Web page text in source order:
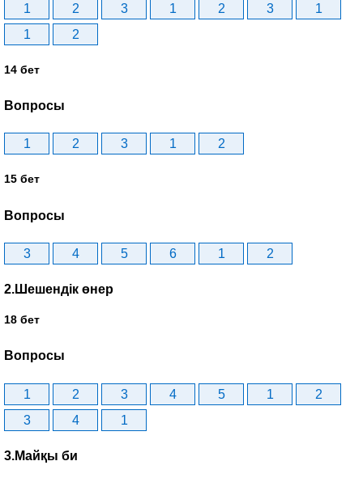
1 2 3 1 2 3
1
1
2
14 бет
Вопросы
1 2 3 1 2
15 бет
Вопросы
3 4 5 6 1 2
2.Шешендік өнер
18 бет
Вопросы
1 2 3 4 5 1
2
3
4 1
3.Майқы би